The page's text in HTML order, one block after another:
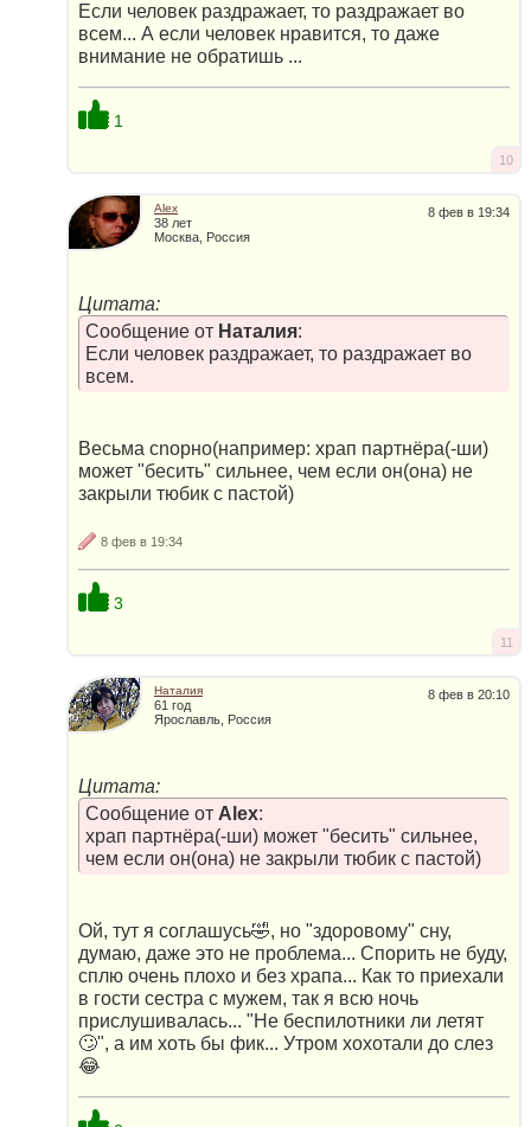
Если человек раздражает, то раздражает во
всем... А если человек нравится, то даже
внимание не обратишь ...
1
10
8 фев в 19:34
Alex
38 лет
Москва, Россия
Цитата:
Сообщение от Наталия:
Если человек раздражает, то раздражает во
всем.
Весьма сnoрно(например: храп партнёра(-ши)
может "бесить" сильнее, чем если он(она) не
закрыли тюбик с пастой)
8 фев в 19:34
3
11
8 фев в 20:10
Наталия
61 год
Ярославль, Россия
Цитата:
Сообщение от Alex:
храп партнёра(-ши) может "бесить" сильнее,
чем если он(она) не закрыли тюбик с пастой)
Ой, тут я соглашусь🤣, но "здоровому" сну,
думаю, даже это не проблема... Спорить не буду,
сплю очень плохо и без храпа... Как то приехали
в гости сестра с мужем, так я всю ночь
прислушивалась... "Не беспилотники ли летят
🙄", а им хоть бы фик... Утром хохотали до слез
😂